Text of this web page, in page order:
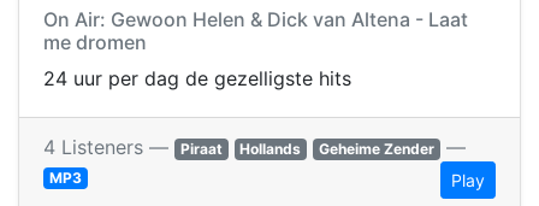
On Air: Gewoon Helen & Dick van Altena - Laat
me dromen
24 uur per dag de gezelligste hits
4 Listeners — Piraat Hollands Geheime Zender —
MP3 Play